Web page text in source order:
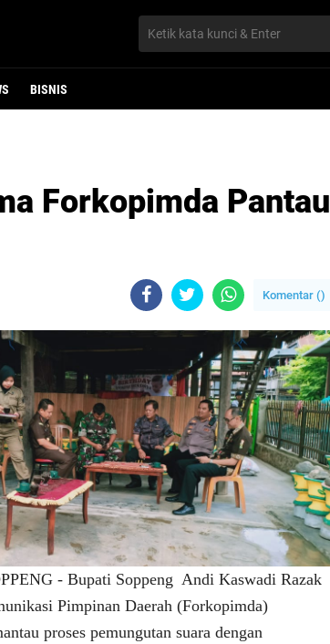
BISNIS
Forkopimda Pantau
Komentar ()
- Bupati Soppeng Andi Kaswadi Razak
Pimpinan Daerah (Forkopimda)
proses pemungutan suara dengan